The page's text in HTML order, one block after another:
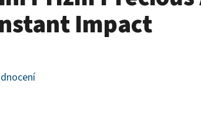
Impact